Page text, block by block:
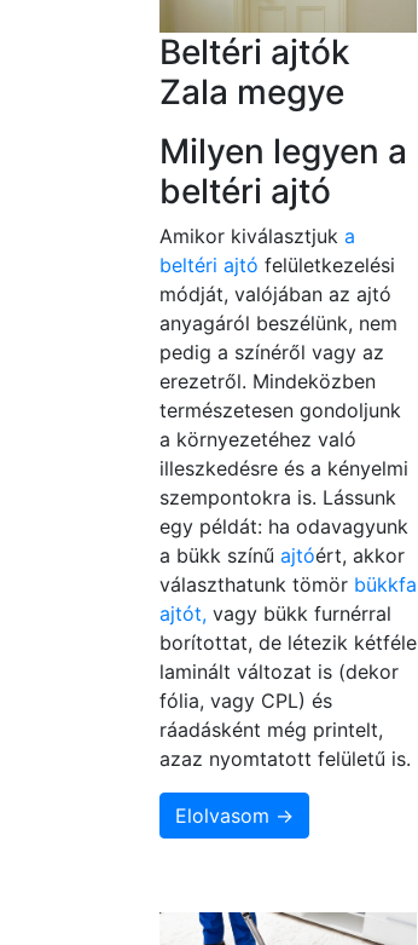
Beltéri ajtók
Zala megye
Milyen legyen a
beltéri ajtó
Amikor kiválasztjuk a
beltéri ajtó felületkezelési
módját, valójában az ajtó
anyagáról beszélünk, nem
pedig a színéről vagy az
erezetről. Mindeközben
természetesen gondoljunk
a környezetéhez való
illeszkedésre és a kényelmi
szempontokra is. Lássunk
egy példát: ha odavagyunk
a bükk színű ajtóért, akkor
választhatunk tömör bükkfa
ajtót, vagy bükk furnérral
borítottat, de létezik kétféle
laminált változat is (dekor
fólia, vagy CPL) és
ráadásként még printelt,
azaz nyomtatott felületű is.
Elolvasom →